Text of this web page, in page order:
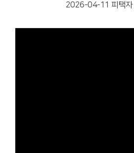
2026-04-11 피택자